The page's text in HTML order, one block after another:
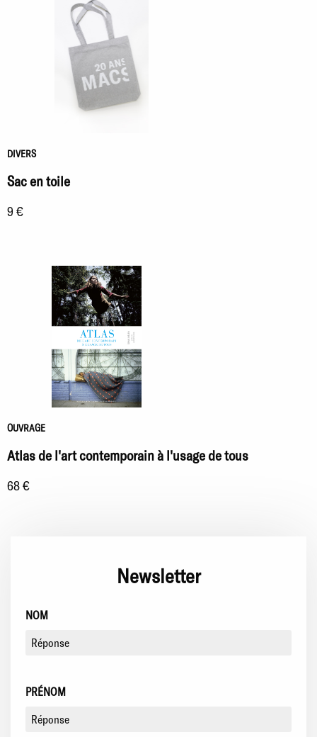
DIVERS
Sac en toile
9 €
OUVRAGE
Atlas de l'art contemporain à l'usage de tous
68 €
Newsletter
NOM
PRÉNOM